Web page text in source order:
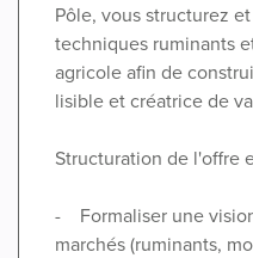
Pôle, vous structurez
techniques ruminants
agricole afin de
lisible et créatrice de
Structuration de l'offre
- Formaliser une
marchés (ruminants,